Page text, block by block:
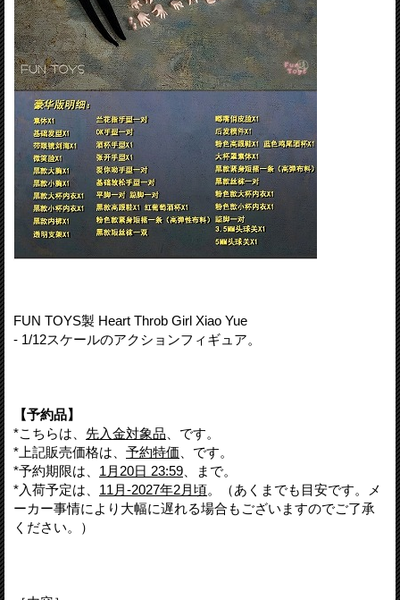
FUN TOYS製 Heart Throb Girl Xiao Yue
- 1/12スケールのアクションフィギュア。
【予約品】
*こちらは、 先入金対象品 、です。
*上記販売価格は、 予約特価 、です。
*予約期限は、 1月20日 23:59 、まで。
*入荷予定は、 11月-2027年2月頃。（あくまでも目安です。メ
ーカー事情により大幅に遅れる場合もございますのでご了承
ください。）